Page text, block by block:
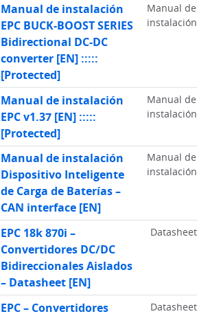
Manual de instalación
EPC BUCK-BOOST SERIES
Bidirectional DC-DC
converter [EN] :::::
[Protected]
Manual de
instalación
Manual de instalación
EPC v1.37 [EN] :::::
[Protected]
Manual de
instalación
Manual de instalación
Dispositivo Inteligente
de Carga de Baterías –
CAN interface [EN]
Manual de
instalación
EPC 18k 870i –
Convertidores DC/DC
Bidireccionales Aislados
– Datasheet [EN]
Datasheet
EPC – Convertidores
Datasheet